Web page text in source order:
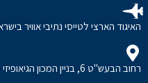
האיגוד הארצי לטייסי נתיבי אוויר
רחוב הבעש"ט 6, בניין המכון הגיאופיזי לישראל, אזור התעשייה הצפוני, לוד